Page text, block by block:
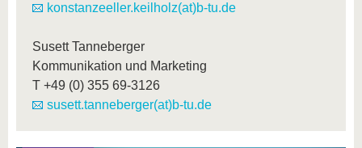
konstanzeeller.keilholz(at)b-tu.de
Susett Tanneberger
Kommunikation und Marketing
T +49 (0) 355 69-3126
susett.tanneberger(at)b-tu.de